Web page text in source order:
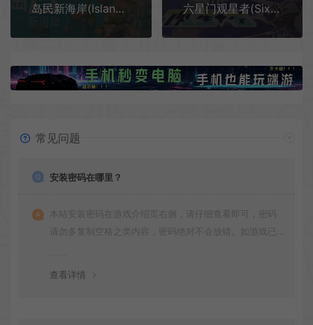
岛民新海岸(Islanders New Shores)休闲极简岛屿建造游戏|下载
六星门观星者(Sixtar Gate STARGAZER)休闲音乐节奏游戏|下载
常见问题
安装密码在哪里？
本站安装密码在游戏介绍页右侧，请仔细查看即可，密码
请勿多复制空格之类内容，密码绝对不会放错。如游戏已
查看详情